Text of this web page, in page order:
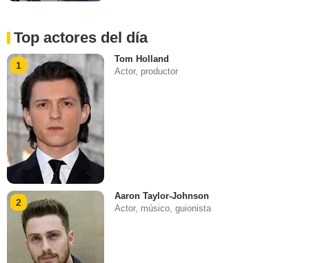
Top actores del día
1
Tom Holland
Actor, productor
2
Aaron Taylor-Johnson
Actor, músico, guionista